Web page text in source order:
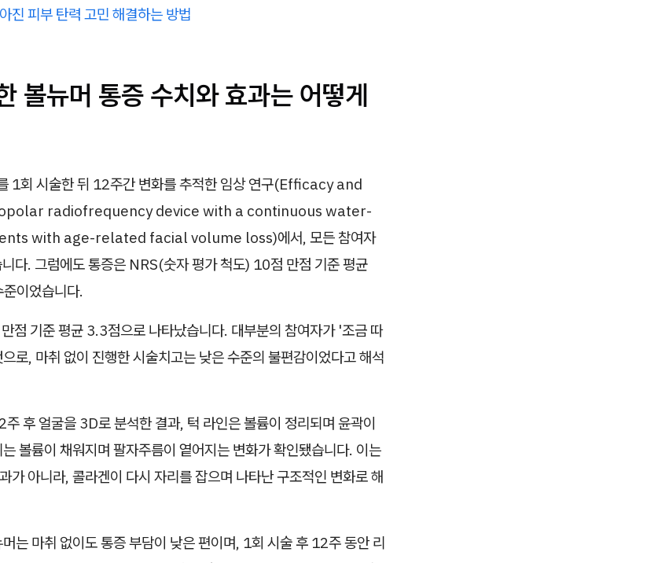
진 피부 탄력 고민 해결하는 방법
볼뉴머 통증 수치와 효과는 어떻게
1회 시술한 뒤 12주간 변화를 추적한 임상 연구(Efficacy and
radiofrequency device with a continuous water-
with age-related facial volume loss)에서, 모든 참여자
다. 그럼에도 통증은 NRS(숫자 평가 척도) 10점 만점 기준 평균
이었습니다.
점 기준 평균 3.3점으로 나타났습니다. 대부분의 참여자가 '조금 따
로, 마취 없이 진행한 시술치고는 낮은 수준의 불편감이었다고 해석
후 얼굴을 3D로 분석한 결과, 턱 라인은 볼륨이 정리되며 윤곽이
볼륨이 채워지며 팔자주름이 옅어지는 변화가 확인됐습니다. 이는
가 아니라, 콜라겐이 다시 자리를 잡으며 나타난 구조적인 변화로 해
는 마취 없이도 통증 부담이 낮은 편이며, 1회 시술 후 12주 동안 리